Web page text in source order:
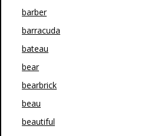
barber
barracuda
bateau
bear
bearbrick
beau
beautiful